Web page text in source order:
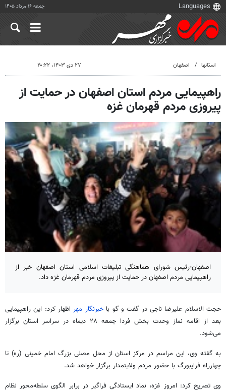
جمعه ۱۶ مرداد ۱۴۰۵
استانها اصفهان ۲۷ دی ۱۴۰۳، ۲۰:۲۲
راهپیمایی مردم استان اصفهان در حمایت از
پیروزی مردم قهرمان غزه
اصفهان-رئیس شورای هماهنگی تبلیغات اسلامی استان اصفهان خبر از
راهپیمایی مردم اصفهان در حمایت از پیروزی مردم قهرمان غزه داد.
حجت الاسلام علیرضا ناجی در گفت وگو باخبرنگار مهر اظهار کرد: این راهپیمایی
بعد از اقامه نماز وحدت بخش فردا جمعه ۲۸ دیماه در سراسر استان برگزار
می‌شود.
به گفته وی، این مراسم در مرکز استان از محل مصلی بزرگ امام خمینی (ره) تا
چهارراه فرایبورگ با حضور مردم ولایتمدار برگزار خواهد شد.
وی تصریح کرد: امروز غزه، نماد ایستادگی فراگیر در برابر الگوی سلطه‌محور نظام